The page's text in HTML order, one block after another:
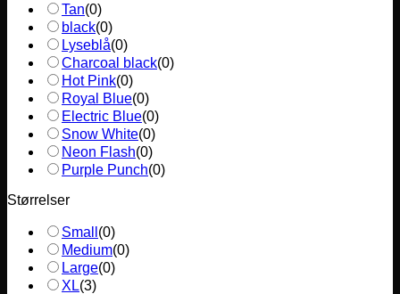
Tan(0)
black(0)
Lyseblå(0)
Charcoal black(0)
Hot Pink(0)
Royal Blue(0)
Electric Blue(0)
Snow White(0)
Neon Flash(0)
Purple Punch(0)
Størrelser
Small (0)
Medium(0)
Large(0)
XL(3)